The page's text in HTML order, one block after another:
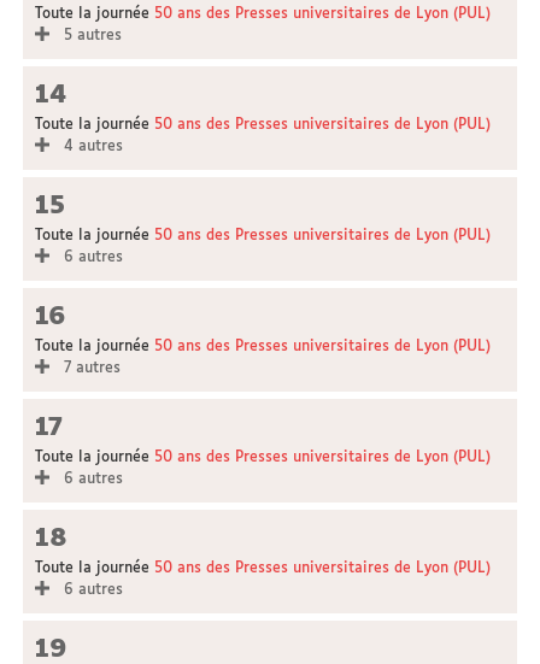
Toute la journée 50 ans des Presses universitaires de Lyon (PUL)
5 autres
14
Toute la journée 50 ans des Presses universitaires de Lyon (PUL)
4 autres
15
Toute la journée 50 ans des Presses universitaires de Lyon (PUL)
6 autres
16
Toute la journée 50 ans des Presses universitaires de Lyon (PUL)
7 autres
17
Toute la journée 50 ans des Presses universitaires de Lyon (PUL)
6 autres
18
Toute la journée 50 ans des Presses universitaires de Lyon (PUL)
6 autres
19